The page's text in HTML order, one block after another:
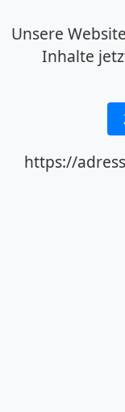
Unsere
Inhalte
https://